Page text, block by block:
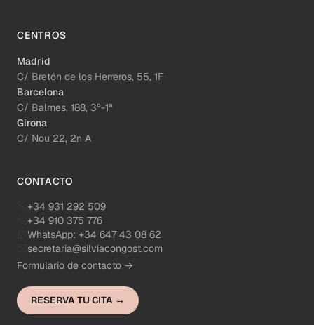
CENTROS
Madrid
C/ Bretón de los Herreros, 55, 1F
Barcelona
C/ Balmes, 188, 3º-1ª
Girona
C/ Nou 22, 2n A
CONTACTO
+34 931 292 509
+34 910 375 776
WhatsApp: +34 647 43 08 62
secretaria@silviacongost.com
Formulario de contacto →
RESERVA TU CITA →